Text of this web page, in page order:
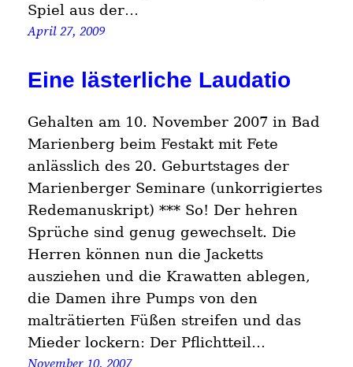
Spiel aus der…
April 27, 2009
Eine lästerliche Laudatio
Gehalten am 10. November 2007 in Bad
Marienberg beim Festakt mit Fete
anlässlich des 20. Geburtstages der
Marienberger Seminare (unkorrigiertes
Redemanuskript) *** So! Der hehren
Sprüche sind genug gewechselt. Die
Herren können nun die Jacketts
ausziehen und die Krawatten ablegen,
die Damen ihre Pumps von den
malträtierten Füßen streifen und das
Mieder lockern: Der Pflichtteil…
November 10, 2007